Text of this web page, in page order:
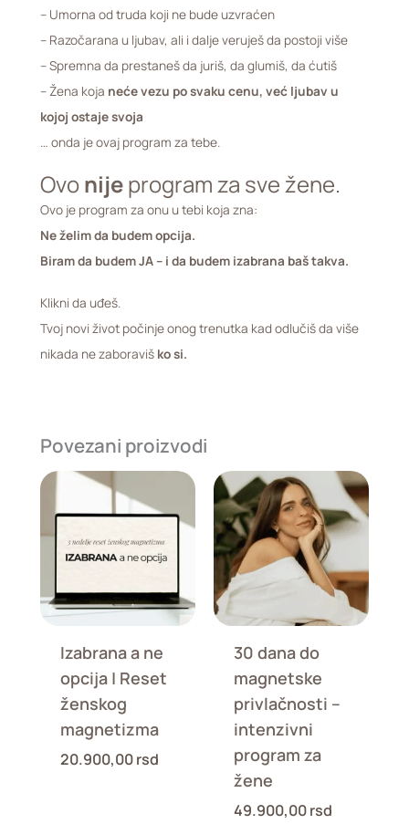
– Umorna od truda koji ne bude uzvraćen
– Razočarana u ljubav, ali i dalje veruješ da postoji više
– Spremna da prestaneš da juriš, da glumiš, da ćutiš
– Žena koja neće vezu po svaku cenu, već ljubav u
kojoj ostaje svoja
… onda je ovaj program za tebe.
Ovonijeprogram za sve žene.
Ovo je program za onu u tebi koja zna:
Ne želim da budem opcija.
Biram da budem JA – i da budem izabrana baš takva.
Klikni da uđeš.
Tvoj novi život počinje onog trenutka kad odlučiš da više
nikada ne zaboraviš ko si.
Povezani proizvodi
Izabrana a ne
opcija | Reset
ženskog
magnetizma
20.900,00rsd
30 dana do
magnetske
privlačnosti –
intenzivni
program za
žene
49.900,00rsd